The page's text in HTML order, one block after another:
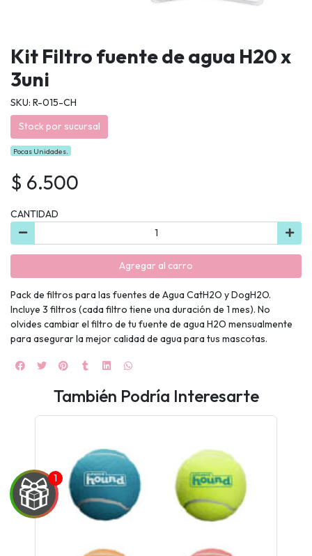
Kit Filtro fuente de agua H20 x
3uni
SKU: R-015-CH
Stock por sucursal
Pocas Unidades.
$ 6.500
CANTIDAD
Agregar al carro
Pack de filtros para las fuentes de Agua CatH2O y DogH2O.
Incluye 3 filtros (cada filtro tiene una duración de 1 mes). No
olvides cambiar el filtro de tu fuente de agua H2O mensualmente
para asegurar la mejor calidad de agua para tus mascotas.
También Podría Interesarte